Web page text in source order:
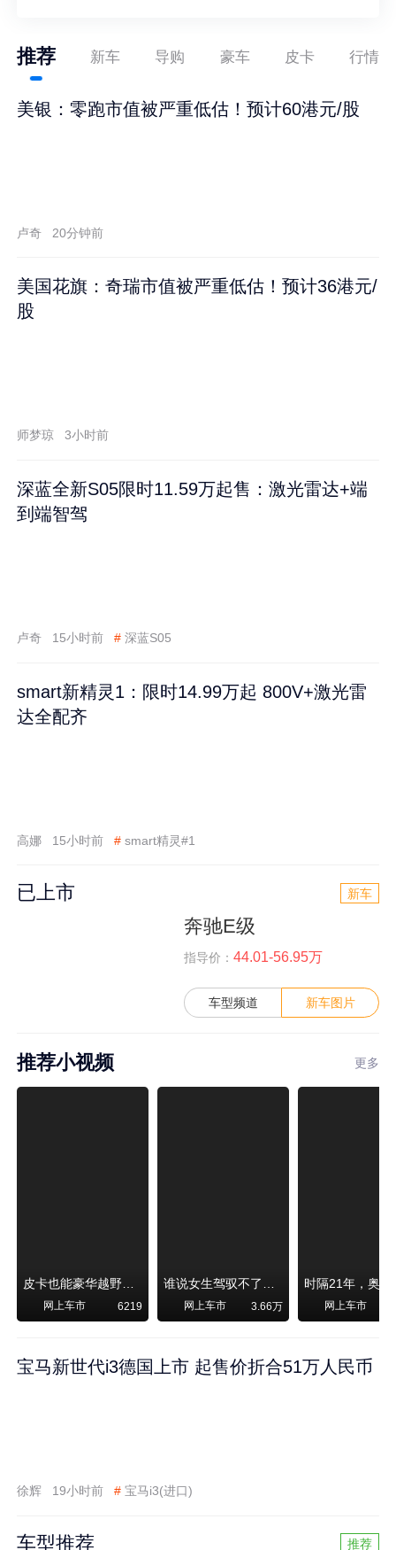
推荐 新车 导购 豪车 皮卡 行情
美银：零跑市值被严重低估！预计60港元/股
卢奇 20分钟前
美国花旗：奇瑞市值被严重低估！预计36港元/
股
师梦琼 3小时前
深蓝全新S05限时11.59万起售：激光雷达+端
到端智驾
卢奇 15小时前 # 深蓝S05
smart新精灵1：限时14.99万起 800V+激光雷
达全配齐
高娜 15小时前 # smart精灵#1
已上市 新车
奔驰E级
指导价： 44.01-56.95万
车型频道 新车图片
推荐小视频 更多
皮卡也能豪华越野！纵横F700上市，限时卖29.99万起
网上车市 6219
谁说女生驾驭不了大SUV？看我开问界M6驰骋坝上草原！
网上车市 3.66万 网上车市
宝马新世代i3德国上市 起售价折合51万人民币
徐辉 19小时前 # 宝马i3(进口)
车型推荐 推荐